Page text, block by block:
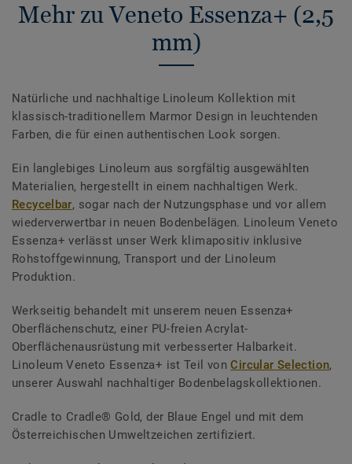
Mehr zu Veneto Essenza+ (2,5
mm)
Natürliche und nachhaltige Linoleum Kollektion mit
klassisch-traditionellem Marmor Design in leuchtenden
Farben, die für einen authentischen Look sorgen.
Ein langlebiges Linoleum aus sorgfältig ausgewählten
Materialien, hergestellt in einem nachhaltigen Werk.
Recycelbar, sogar nach der Nutzungsphase und vor allem
wiederverwertbar in neuen Bodenbelägen. Linoleum Veneto
Essenza+ verlässt unser Werk klimapositiv inklusive
Rohstoffgewinnung, Transport und der Linoleum
Produktion.
Werkseitig behandelt mit unserem neuen Essenza+
Oberflächenschutz, einer PU-freien Acrylat-
Oberflächenausrüstung mit verbesserter Halbarkeit.
Linoleum Veneto Essenza+ ist Teil vonCircular Selection,
unserer Auswahl nachhaltiger Bodenbelagskollektionen.
Cradle to Cradle® Gold, der Blaue Engel und mit dem
Österreichischen Umweltzeichen zertifiziert.